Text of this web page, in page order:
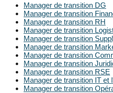
Manager de transition DG
Manager de transition
Manager de transition RH
Manager de transition
Manager de transition
Manager de transition
Manager de transition
Manager de transition
Manager de transition RSE
Manager de transition IT et
Manager de transition